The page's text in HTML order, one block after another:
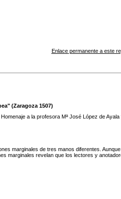
Enlace permanente a este
(Zaragoza 1507)
a la profesora Mª José López de
marginales de tres manos diferentes.
marginales revelan que los lectores y